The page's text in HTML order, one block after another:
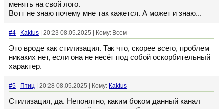
менять на свой лого.
Вотт не знаю почему мне так кажется. А может и знаю...
#4 Kaktus | 20:23 08.05.2025 | Кому: Всем
Это вроде как стилизация. Так что, скорее всего, проблем
никаких нет, если она не несёт под собой оскорбительный
характер.
#5 Птиц | 20:28 08.05.2025 | Кому: Kaktus
Стилизация, да. Непонятно, каким боком данный канал